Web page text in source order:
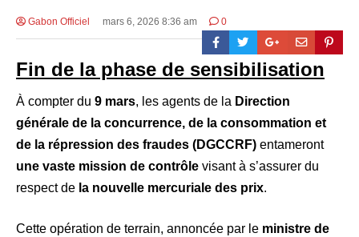
Gabon Officiel mars 6, 2026 8:36 am 0
Fin de la phase de sensibilisation
À compter du 9 mars, les agents de la Direction
générale de la concurrence, de la consommation et
de la répression des fraudes (DGCCRF) entameront
une vaste mission de contrôle visant à s’assurer du
respect de la nouvelle mercuriale des prix.
Cette opération de terrain, annoncée par le ministre de